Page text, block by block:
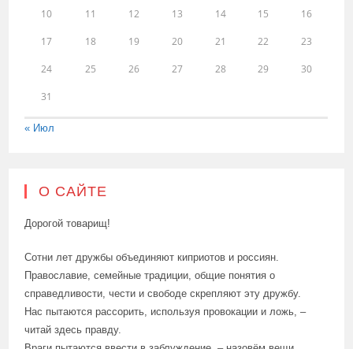
10 11 12 13 14 15 16
17 18 19 20 21 22 23
24 25 26 27 28 29 30
31
« Июл
О САЙТЕ
Дорогой товарищ!
Сотни лет дружбы объединяют киприотов и россиян.
Православие, семейные традиции, общие понятия о
справедливости, чести и свободе скрепляют эту дружбу.
Нас пытаются рассорить, используя провокации и ложь, –
читай здесь правду.